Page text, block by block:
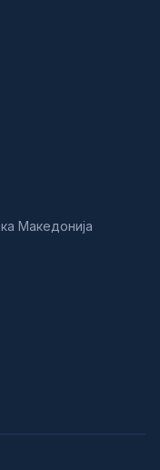
Македонија